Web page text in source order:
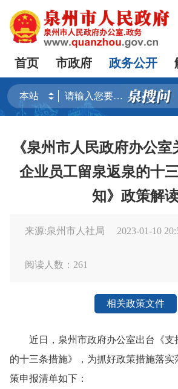
首页 市政府 政务公开
《泉州市人民政府办公
企业员工留泉返泉的十
知》政策解
来源:泉州市人社局 2023-01-10
阅读人数： 261
相关政策文件
近日，泉州市政府办公室出台《支
的十三条措施》，为抓好政策措施落实
策申报清单如下：